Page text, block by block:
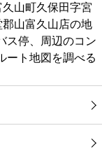
山町久保田字宮
山富久山店の地
ス停、周辺のコン
ート地図を調べる